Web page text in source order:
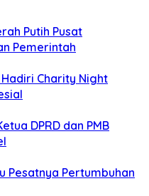
Putih Pusat
Pemerintah
Charity Night
DPRD dan PMB
Pesatnya Pertumbuhan